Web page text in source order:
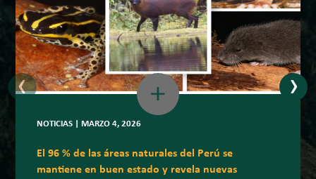
NOTICIAS | MARZO 4, 2026
El 96 % de las áreas naturales del Perú se
mantiene en buen estado y revela nuevas
‹ ›